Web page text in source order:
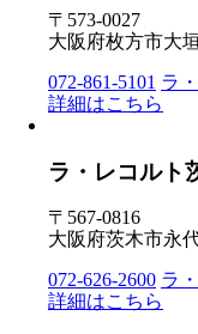
〒573-0027
大阪府枚方市大
072-861-5101 ラ
詳細はこちら
ラ・レコルト
〒567-0816
大阪府茨木市永
072-626-2600 ラ
詳細はこちら